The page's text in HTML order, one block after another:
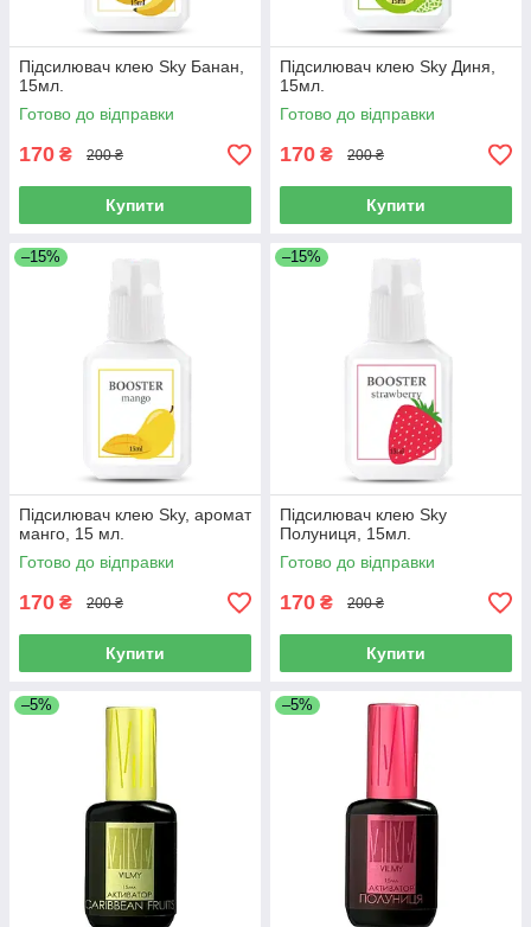
Підсилювач клею Sky Банан,
15мл.
Готово до відправки
170 ₴ 200 ₴
Купити
Підсилювач клею Sky Диня,
15мл.
Готово до відправки
170 ₴ 200 ₴
Купити
–15%
Підсилювач клею Sky, аромат
манго, 15 мл.
Готово до відправки
170 ₴ 200 ₴
Купити
–15%
Підсилювач клею Sky
Полуниця, 15мл.
Готово до відправки
170 ₴ 200 ₴
Купити
–5% –5%